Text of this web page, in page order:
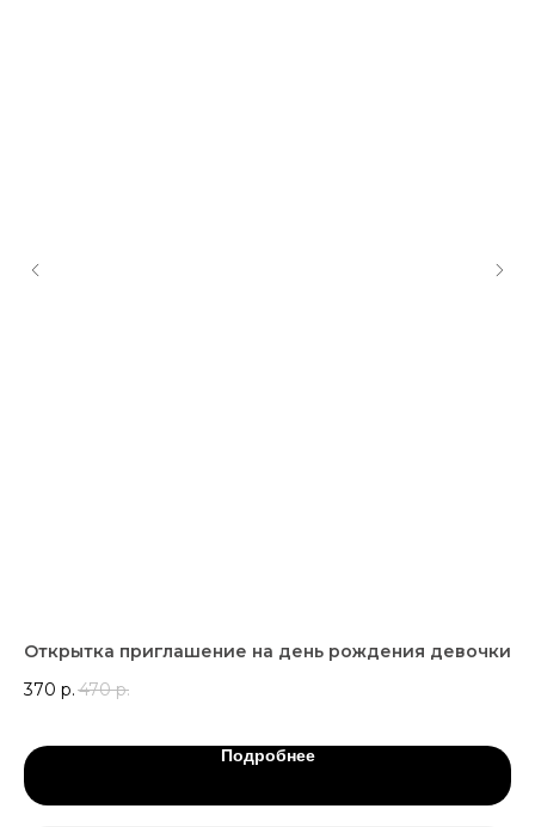
Открытка приглашение на день рождения девочки
370 р. 470 р.
Подробнее